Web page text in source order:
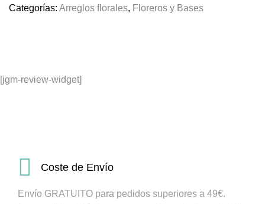
Categorías: Arreglos florales, Floreros y Bases
[jgm-review-widget]
Coste de Envío
Envío GRATUITO para pedidos superiores a 49€.